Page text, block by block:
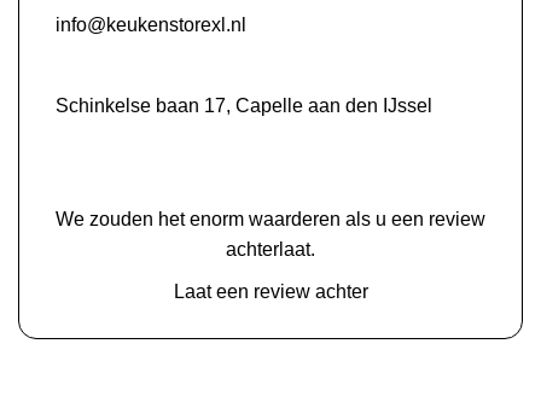
info@keukenstorexl.nl
Schinkelse baan 17, Capelle aan den IJssel
We zouden het enorm waarderen als u een review
achterlaat.
Laat een review achter